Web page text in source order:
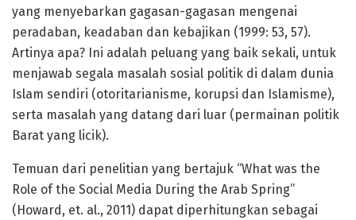
yang menyebarkan gagasan-gagasan mengenai
peradaban, keadaban dan kebajikan (1999: 53, 57).
Artinya apa? Ini adalah peluang yang baik sekali, untuk
menjawab segala masalah sosial politik di dalam dunia
Islam sendiri (otoritarianisme, korupsi dan Islamisme),
serta masalah yang datang dari luar (permainan politik
Barat yang licik).
Temuan dari penelitian yang bertajuk “What was the
Role of the Social Media During the Arab Spring”
(Howard, et. al., 2011) dapat diperhitungkan sebagai